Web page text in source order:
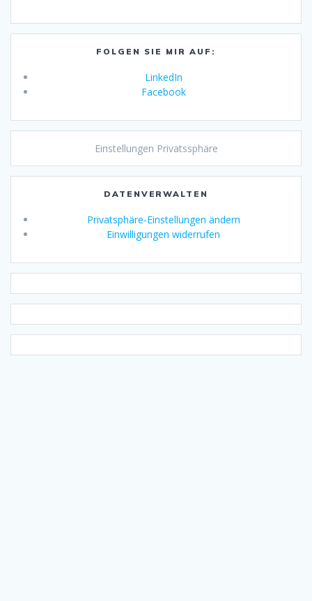
FOLGEN SIE MIR AUF:
LinkedIn
Facebook
Einstellungen Privatssphäre
DATENVERWALTEN
Privatsphäre-Einstellungen ändern
Einwilligungen widerrufen